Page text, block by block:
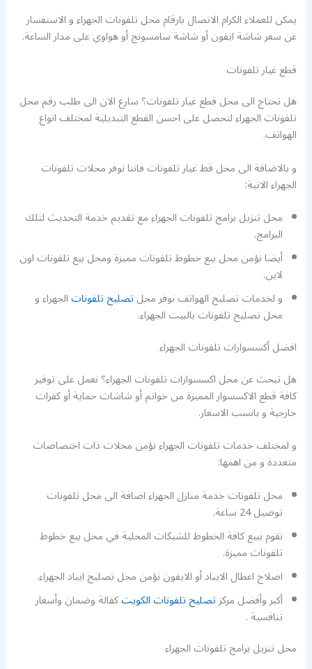
يمكن للعملاء الكرام الاتصال بارقام محل تلفونات الجهراء و الاستفسار
عن سعر شاشة ايفون أو شاشة سامسونج أو هواوي على مدار الساعة.
قطع غيار تلفونات
هل تحتاج الى محل قطع غيار تلفونات؟ سارع الان الى طلب رقم محل
تلفونات الجهراء لتحصل على احسن القطع التبديلية لمختلف انواع
الهواتف.
و بالاضافة الى محل قط غيار تلفونات فاننا نوفر محلات تلفونات
الجهراء الاتية:
محل تنزيل برامج تلفونات الجهراء مع تقديم خدمة التحديث لتلك
البرامج.
أيضا نؤمن محل بيع خطوط تلفونات مميزة ومحل بيع تلفونات اون
لاين.
و لخدمات تصليح الهواتف نوفر محلتصليح تلفوناتالجهراء و
محل تصليح تلفونات بالبيت الجهراء.
افضل أكسسوارات تلفونات الجهراء
هل تبحث عن محل اكسسوارات تلفونات الجهراء؟ نعمل على توفير
كافة قطع الاكسسوار المميزة من خواتم أو شاشات حماية أو كفرات
خارجية و بانسب الاسعار.
و لمختلف خدمات تلفونات الجهراء نؤمن محلات ذات اختصاصات
متعددة و من اهمها:
محل تلفونات خدمة منازل الجهراء اضافة الى محل تلفونات
توصيل 24 ساعة.
نقوم ببيع كافة الخطوط للشبكات المحلية في محل بيع خطوط
تلفونات مميزة.
اصلاح اعطال الايباد أو الايفون نؤمن محل تصليح ايباد الجهراء.
أكبر وأفضل مركزتصليح تلفونات الكويتكفالة وضمان وأسعار
تنافسية .
محل تنزيل برامج تلفونات الجهراء